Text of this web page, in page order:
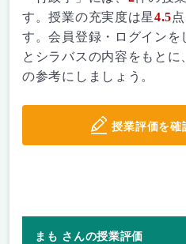
す。授業の充実度は星4.5
す。会員登録・ログインを
とシラバスの内容をもと
の参考にしましょう。
授業評価を確
まも さんの授業評価